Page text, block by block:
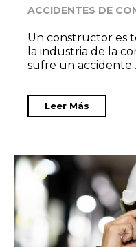
ACCIDENTES DE
Un constructor es
la industria de la
sufre un accidente
Leer Más